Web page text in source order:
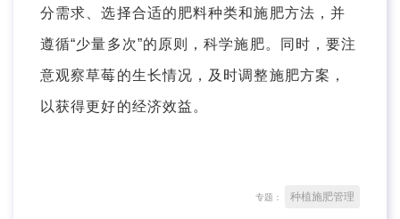
分需求、选择合适的肥料种类和施肥方法，并
遵循“少量多次”的原则，科学施肥。同时，要注
意观察草莓的生长情况，及时调整施肥方案，
以获得更好的经济效益。
专题： 种植施肥管理